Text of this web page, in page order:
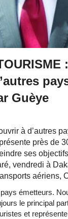
Guèye
à d’autres
près de
ses
vendredi à
aériens,
pays émetteurs.
le principal
et